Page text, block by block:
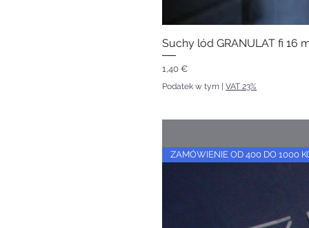
Suchy lód GRANULAT fi 16
Cena
1,40 €
Podatek w tym |VAT 23%
ZAMÓWIENIE OD 400 DO 1000